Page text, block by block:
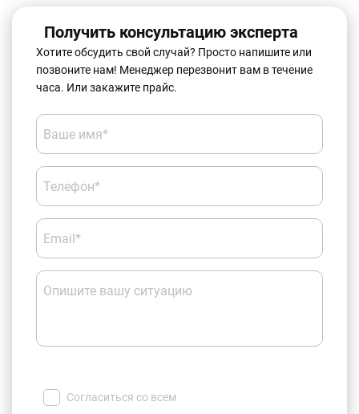
Получить консультацию эксперта
Хотите обсудить свой случай? Просто напишите или
позвоните нам! Менеджер перезвонит вам в течение
часа. Или закажите прайс.
Ваше имя*
Телефон*
Email*
Опишите вашу ситуацию
Согласиться со всем